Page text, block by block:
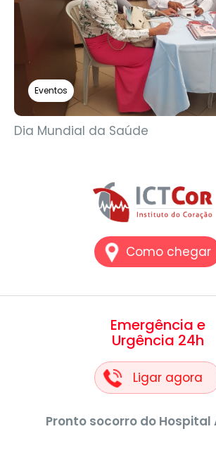
Eventos
Dia Mundial da Saúde
Como chegar
Emergência e
Urgência 24h
Ligar agora
Pronto socorro do Hospital